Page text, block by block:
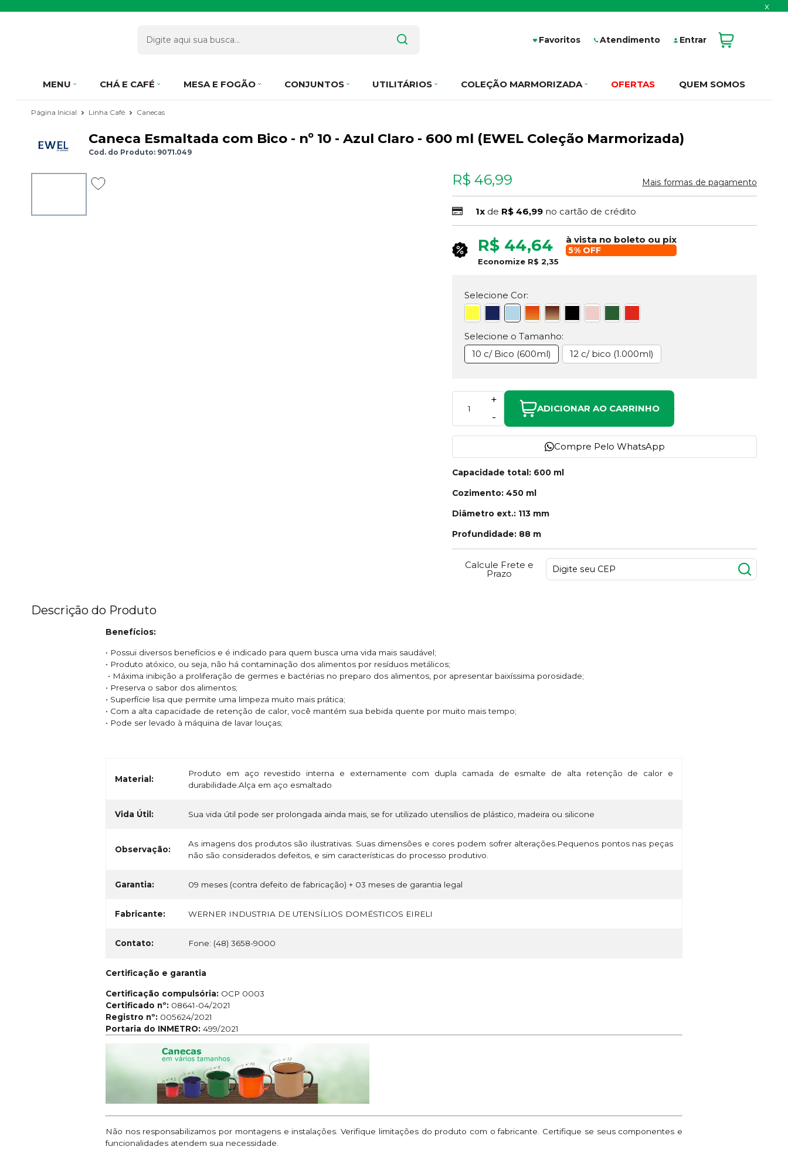
x
Favoritos Atendimento Entrar
MENU CHÁ E CAFÉ MESA E FOGÃO CONJUNTOS UTILITÁRIOS COLEÇÃO MARMORIZADA OFERTAS QUEM SOMOS
Página Inicial Linha Café Canecas
Caneca Esmaltada com Bico - nº 10 - Azul Claro - 600 ml (EWEL Coleção Marmorizada)
Cod. do Produto: 9071.049
R$ 46,99 Mais formas de pagamento
1x de R$ 46,99 no cartão de crédito
R$ 44,64 à vista no boleto ou pix
5% OFF
Economize R$ 2,35
Selecione Cor:
Selecione o Tamanho:
10 c/ Bico (600ml)
12 c/ bico (1.000ml)
-
+
ADICIONAR AO CARRINHO
Compre Pelo WhatsApp
Capacidade total: 600 ml
Cozimento: 450 ml
Diâmetro ext.: 113 mm
Profundidade: 88 m
Calcule Frete e
Prazo
Descrição do Produto
Benefícios:
• Possui diversos benefícios e é indicado para quem busca uma vida mais saudável;
• Produto atóxico, ou seja, não há contaminação dos alimentos por resíduos metálicos;
• Máxima inibição a proliferação de germes e bactérias no preparo dos alimentos, por apresentar baixíssima porosidade;
• Preserva o sabor dos alimentos;
• Superfície lisa que permite uma limpeza muito mais prática;
• Com a alta capacidade de retenção de calor, você mantém sua bebida quente por muito mais tempo;
• Pode ser levado à máquina de lavar louças;
Material:
Produto em aço revestido interna e externamente com dupla camada de esmalte de alta retenção de calor e
durabilidade.Alça em aço esmaltado
Vida Útil: Sua vida útil pode ser prolongada ainda mais, se for utilizado utensílios de plástico, madeira ou silicone
Observação:
As imagens dos produtos são ilustrativas. Suas dimensões e cores podem sofrer alterações.Pequenos pontos nas peças
não são considerados defeitos, e sim características do processo produtivo.
Garantia: 09 meses (contra defeito de fabricação) + 03 meses de garantia legal
Fabricante: WERNER INDUSTRIA DE UTENSÍLIOS DOMÉSTICOS EIRELI
Contato: Fone: (48) 3658-9000
Certificação e garantia
Certificação compulsória: OCP 0003
Certificado nº: 08641-04/2021
Registro nº: 005624/2021
Portaria do INMETRO: 499/2021
Não nos responsabilizamos por montagens e instalações. Verifique limitações do produto com o fabricante. Certifique se seus componentes e
funcionalidades atendem sua necessidade.